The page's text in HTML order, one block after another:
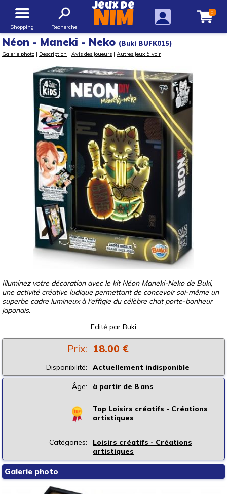
Shopping Recherche
Jeux de
NIM 0
Néon - Maneki - Neko (Buki BUFK015)
Galerie photo | Description | Avis des joueurs | Autres jeux à voir
Illuminez votre décoration avec le kit Néon Maneki-Neko de Buki,
une activité créative ludique permettant de concevoir soi-même un
superbe cadre lumineux à l'effigie du célèbre chat porte-bonheur
japonais.
Edité par Buki
Prix: 18.00 €
Disponibilité: Actuellement indisponible
Âge: à partir de 8 ans
Top Loisirs créatifs - Créations
artistiques
Catégories:
Loisirs créatifs - Créations
artistiques
Galerie photo